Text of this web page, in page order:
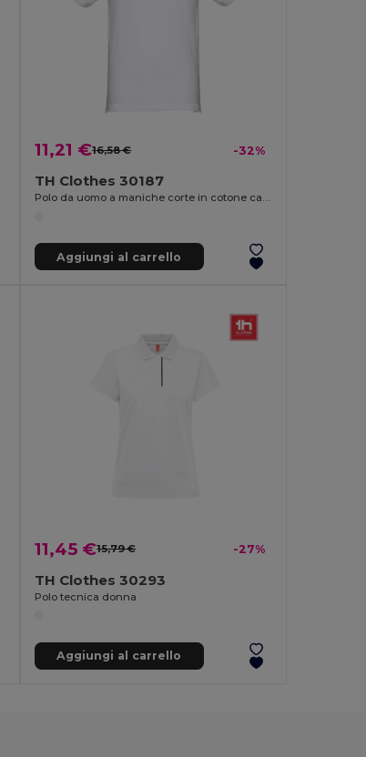
11,21 €16,58 € -32%
TH Clothes 30187
Polo da uomo a maniche corte in cotone cardato
Aggiungi al carrello
11,45 €15,79 € -27%
TH Clothes 30293
Polo tecnica donna
Aggiungi al carrello